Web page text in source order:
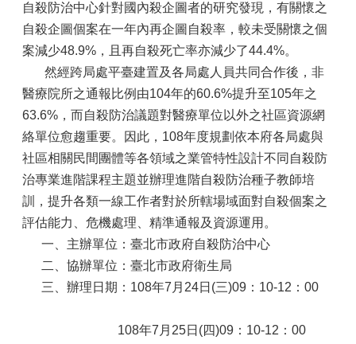
自殺防治中心針對國內殺企圖者的研究發現，有關懷之
自殺企圖個案在一年內再企圖自殺率，較未受關懷之個
案減少48.9%，且再自殺死亡率亦減少了44.4%。
然經跨局處平臺建置及各局處人員共同合作後，非
醫療院所之通報比例由104年的60.6%提升至105年之
63.6%，而自殺防治議題對醫療單位以外之社區資源網
絡單位愈趨重要。因此，108年度規劃依本府各局處與
社區相關民間團體等各領域之業管特性設計不同自殺防
治專業進階課程主題並辦理進階自殺防治種子教師培
訓，提升各類一線工作者對於所轄場域面對自殺個案之
評估能力、危機處理、精準通報及資源運用。
一、主辦單位：臺北市政府自殺防治中心
二、協辦單位：臺北市政府衛生局
三、辦理日期：108年7月24日(三)09：10-12：00
108年7月25日(四)09：10-12：00